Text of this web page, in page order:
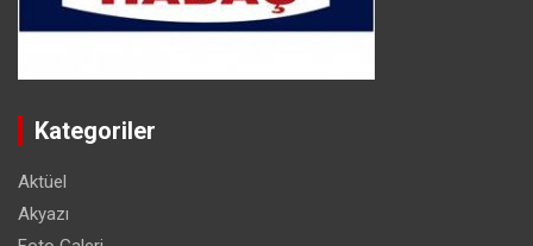
Kategoriler
Aktüel
Akyazı